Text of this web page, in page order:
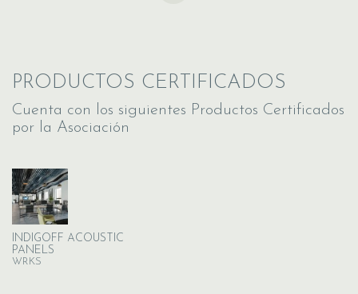
PRODUCTOS CERTIFICADOS
Cuenta con los siguientes Productos Certificados
por la Asociación
INDIGOFF ACOUSTIC
PANELS
WRKS